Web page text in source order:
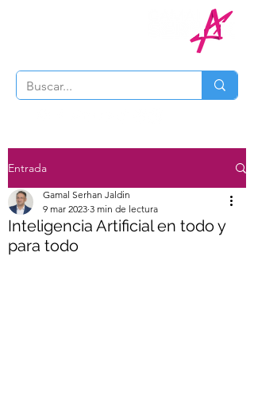
Entrada
Inteligencia Artificial en todo y
para todo
Gamal Serhan Jaldin
9 mar 2023 3 min de lectura